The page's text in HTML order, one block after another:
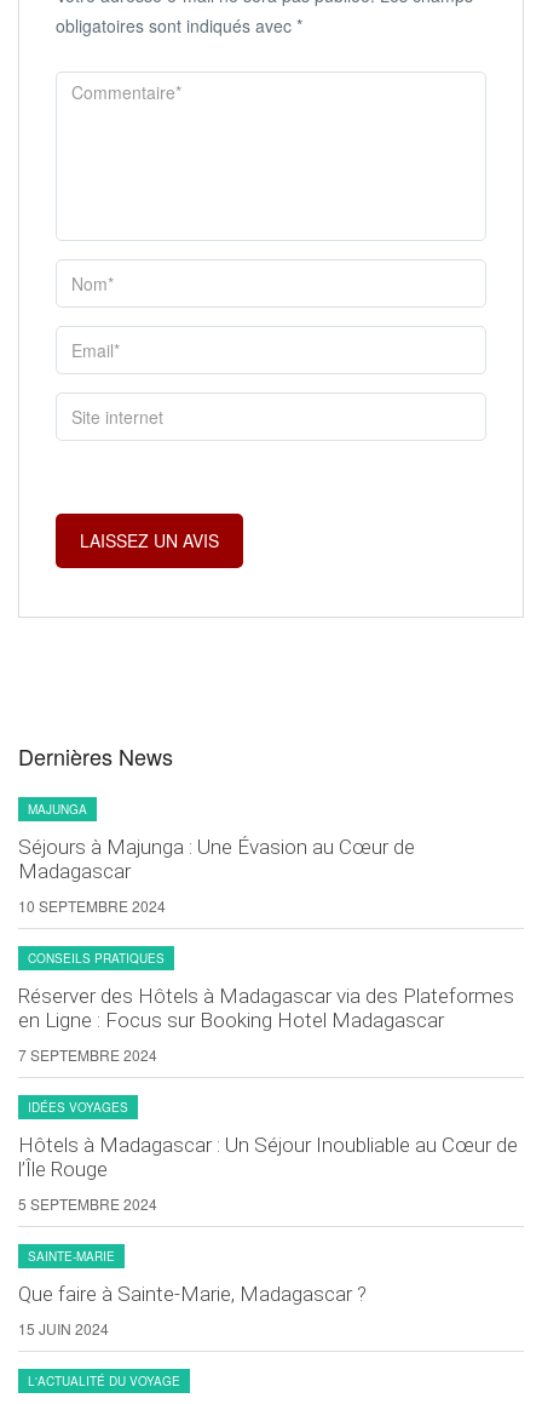
obligatoires sont indiqués avec *
Dernières News
MAJUNGA
Séjours à Majunga : Une Évasion au Cœur de
Madagascar
10 SEPTEMBRE 2024
CONSEILS PRATIQUES
Réserver des Hôtels à Madagascar via des Plateformes
en Ligne : Focus sur Booking Hotel Madagascar
7 SEPTEMBRE 2024
IDÉES VOYAGES
Hôtels à Madagascar : Un Séjour Inoubliable au Cœur de
l’Île Rouge
5 SEPTEMBRE 2024
SAINTE-MARIE
Que faire à Sainte-Marie, Madagascar ?
15 JUIN 2024
L'ACTUALITÉ DU VOYAGE